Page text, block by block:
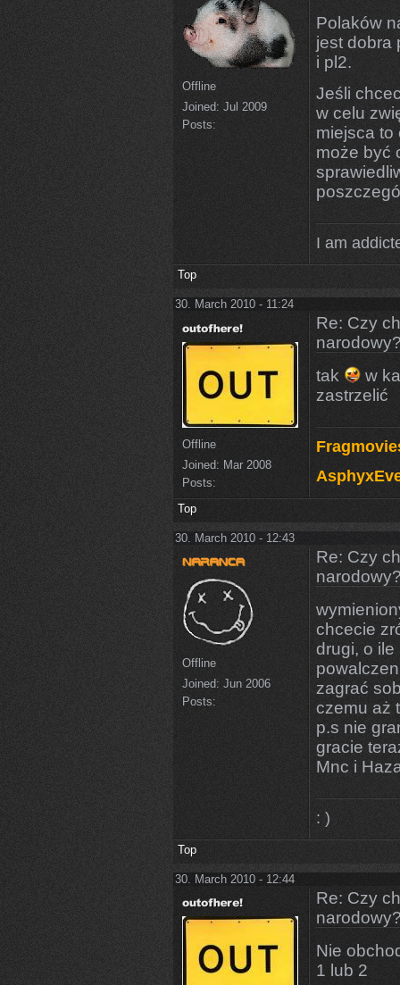
Offline
Joined: Jul 2009
Posts:
Polaków
jest dobra
i pl2.
Jeśli
w celu
miejsca to
może być
I am
Top
30. March 2010 - 11:24
Offline
Joined: Mar 2008
Posts:
Re: Czy
tak
w
zastrzelić
Top
30. March 2010 - 12:43
Offline
Joined: Jun 2006
Posts:
Re: Czy
chcecie
drugi, o
zagrać
czemu aż
p.s nie
gracie
Mnc i
: )
Top
30. March 2010 - 12:44
Re: Czy
Nie
1 lub 2